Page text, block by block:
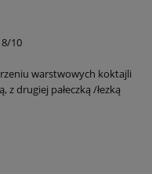
10
warstwowych koktajli
z drugiej pałeczką /łezką